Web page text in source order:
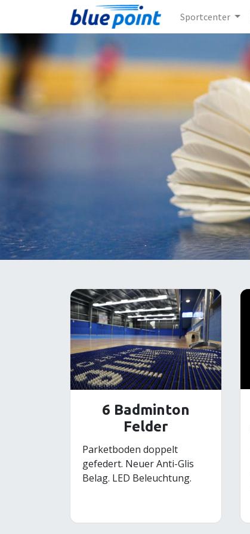
Sportcenter
6 Badminton
Felder
Parketboden doppelt
gefedert. Neuer Anti-Glis
Belag. LED Beleuchtung.